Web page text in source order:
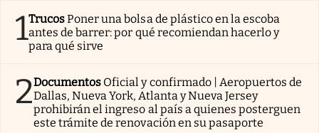
1TrucosPoner una bolsa de plástico en la escoba
antes de barrer: por qué recomiendan hacerlo y
para qué sirve
2Documentos Oficial y confirmado | Aeropuertos de
Dallas, Nueva York, Atlanta y Nueva Jersey
prohibirán el ingreso al país a quienes posterguen
este trámite de renovación en su pasaporte